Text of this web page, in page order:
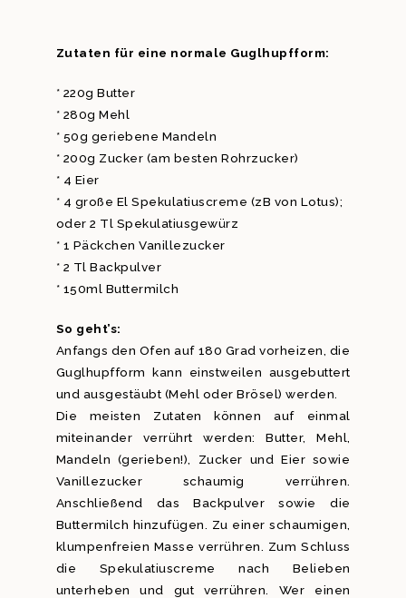
Zutaten für eine normale Guglhupfform:
* 220g Butter
* 280g Mehl
* 50g geriebene Mandeln
* 200g Zucker (am besten Rohrzucker)
* 4 Eier
* 4 große El Spekulatiuscreme (zB von Lotus);
oder 2 Tl Spekulatiusgewürz
* 1 Päckchen Vanillezucker
* 2 Tl Backpulver
* 150ml Buttermilch
So geht’s:
Anfangs den Ofen auf 180 Grad vorheizen, die
Guglhupfform kann einstweilen ausgebuttert
und ausgestäubt (Mehl oder Brösel) werden.
Die meisten Zutaten können auf einmal
miteinander verrührt werden: Butter, Mehl,
Mandeln (gerieben!), Zucker und Eier sowie
Vanillezucker schaumig verrühren.
Anschließend das Backpulver sowie die
Buttermilch hinzufügen. Zu einer schaumigen,
klumpenfreien Masse verrühren. Zum Schluss
die Spekulatiuscreme nach Belieben
unterheben und gut verrühren. Wer einen